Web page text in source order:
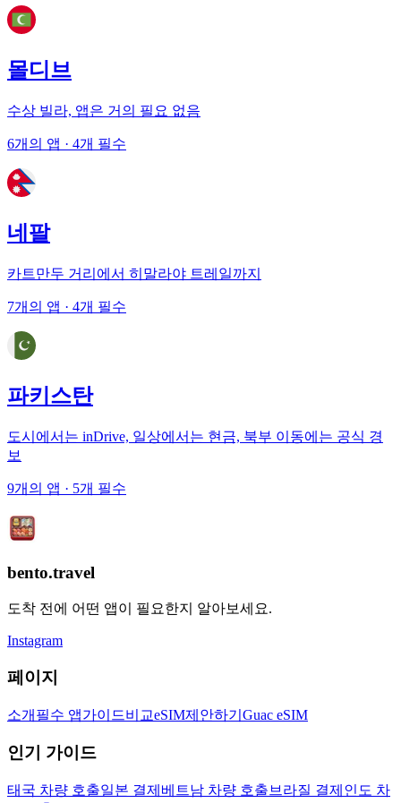
몰디브
수상 빌라, 앱은 거의 필요 없음
6개의 앱 · 4개 필수
네팔
카트만두 거리에서 히말라야 트레일까지
7개의 앱 · 4개 필수
파키스탄
도시에서는 inDrive, 일상에서는 현금, 북부 이동에는 공식 경
보
9개의 앱 · 5개 필수
bento.travel
도착 전에 어떤 앱이 필요한지 알아보세요.
Instagram
페이지
소개 필수 앱가이드비교eSIM제안하기 Guac eSIM
인기 가이드
태국 차량 호출일본 결제 베트남 차량 호출 브라질 결제 인도 차